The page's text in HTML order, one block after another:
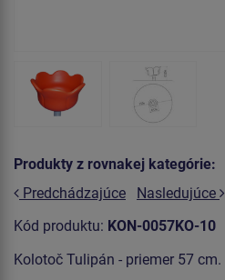
Produkty z rovnakej kategórie:
Predchádzajúce
Nasledujúce
Kód produktu: KON-0057KO-10
Kolotoč Tulipán - priemer 57 cm.